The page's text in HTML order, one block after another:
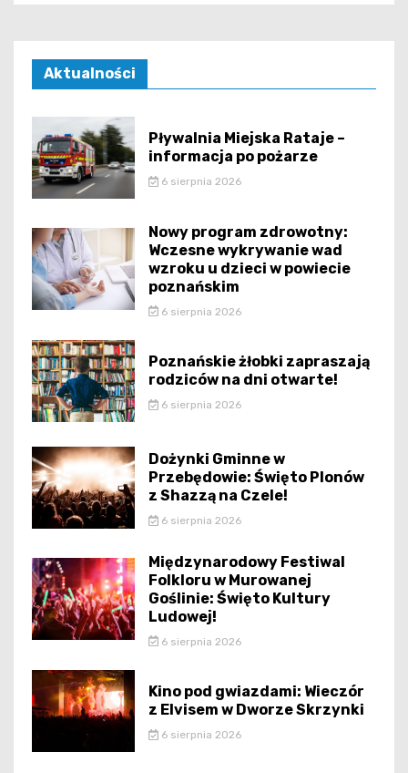
Aktualności
Pływalnia Miejska Rataje –
informacja po pożarze
6 sierpnia 2026
Nowy program zdrowotny:
Wczesne wykrywanie wad
wzroku u dzieci w powiecie
poznańskim
6 sierpnia 2026
Poznańskie żłobki zapraszają
rodziców na dni otwarte!
6 sierpnia 2026
Dożynki Gminne w
Przebędowie: Święto Plonów
z Shazzą na Czele!
6 sierpnia 2026
Międzynarodowy Festiwal
Folkloru w Murowanej
Goślinie: Święto Kultury
Ludowej!
6 sierpnia 2026
Kino pod gwiazdami: Wieczór
z Elvisem w Dworze Skrzynki
6 sierpnia 2026